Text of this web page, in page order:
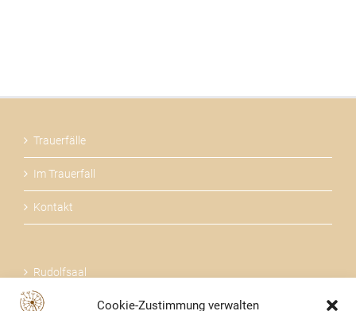
Cookie-Zustimmung verwalten
Trauerfälle
Im Trauerfall
Kontakt
Rudolfsaal
Über uns